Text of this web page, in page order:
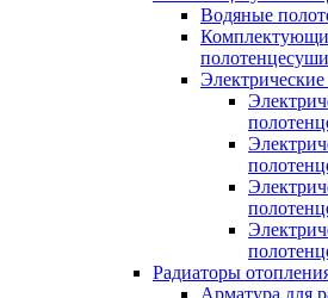
Водяные
Радиаторы